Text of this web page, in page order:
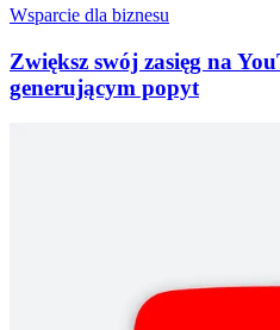
Wsparcie dla biznesu
Zwiększ swój zasięg na
generującym popyt